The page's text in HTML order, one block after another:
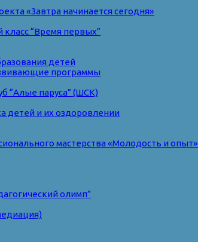
«Завтра начинается сегодня»
класс “Время первых”
детей
программы
“Алые паруса” (ШСК)
детей и их оздоровлении
мастерства «Молодость и опыт»
олимп”